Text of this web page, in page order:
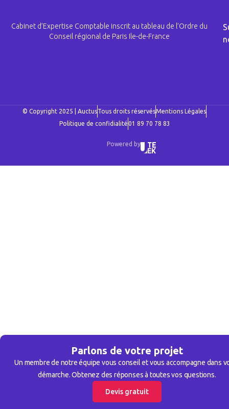
Parlons de votre projet
Un membre de notre équipe vous conseil et vous accompagne dans
démarche. Obtenez des réponses à toutes vos questions.
Devis gratuit
Cabinet d’Expertise Comptable inscrit au tableau de l’Ordre du
Conseil régional de Paris Ile-de-France
© Copyright 2025 | AuctusTous droits réservésMentions Légales
Politique de confidialité01 89 70 78 83
Powered by